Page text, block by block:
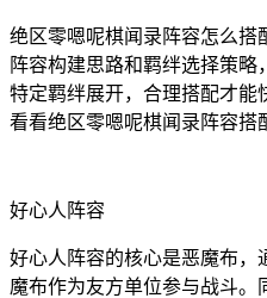
绝区零嗯呢棋闻录阵容怎么搭
阵容构建思路和羁绊选择策
特定羁绊展开，合理搭配才能
看看绝区零嗯呢棋闻录阵容搭
好心人阵容
好心人阵容的核心是恶魔布，
魔布作为友方单位参与战斗。